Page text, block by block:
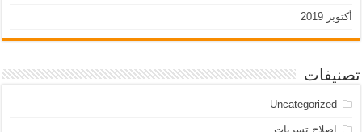
أكتوبر 2019
تصنيفات
Uncategorized
اصلاح تسربات